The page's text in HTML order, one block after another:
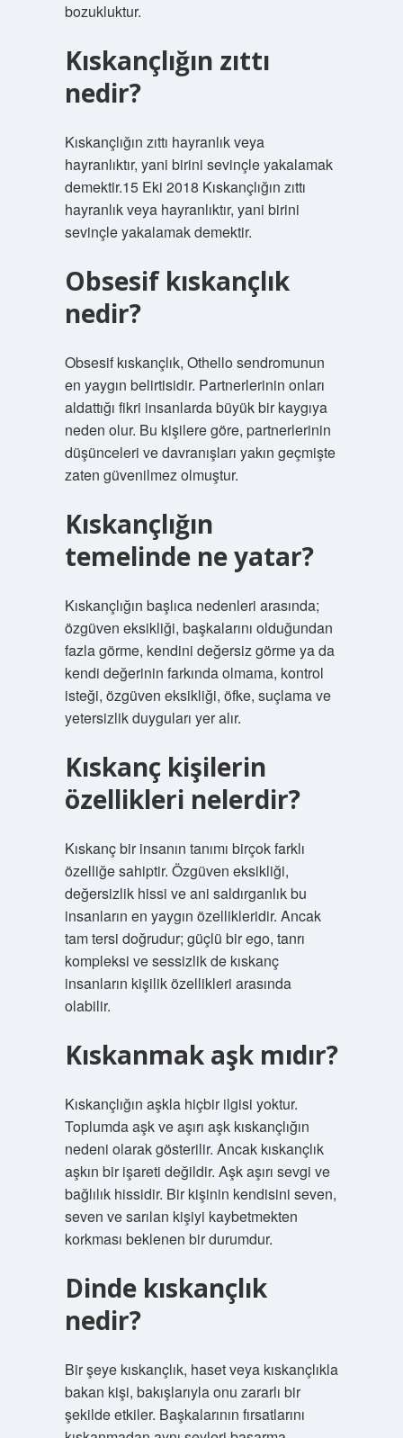
bozukluktur.
Kıskançlığın zıttı
nedir?
Kıskançlığın zıttı hayranlık veya
hayranlıktır, yani birini sevinçle yakalamak
demektir.15 Eki 2018 Kıskançlığın zıttı
hayranlık veya hayranlıktır, yani birini
sevinçle yakalamak demektir.
Obsesif kıskançlık
nedir?
Obsesif kıskançlık, Othello sendromunun
en yaygın belirtisidir. Partnerlerinin onları
aldattığı fikri insanlarda büyük bir kaygıya
neden olur. Bu kişilere göre, partnerlerinin
düşünceleri ve davranışları yakın geçmişte
zaten güvenilmez olmuştur.
Kıskançlığın
temelinde ne yatar?
Kıskançlığın başlıca nedenleri arasında;
özgüven eksikliği, başkalarını olduğundan
fazla görme, kendini değersiz görme ya da
kendi değerinin farkında olmama, kontrol
isteği, özgüven eksikliği, öfke, suçlama ve
yetersizlik duyguları yer alır.
Kıskanç kişilerin
özellikleri nelerdir?
Kıskanç bir insanın tanımı birçok farklı
özelliğe sahiptir. Özgüven eksikliği,
değersizlik hissi ve ani saldırganlık bu
insanların en yaygın özellikleridir. Ancak
tam tersi doğrudur; güçlü bir ego, tanrı
kompleksi ve sessizlik de kıskanç
insanların kişilik özellikleri arasında
olabilir.
Kıskanmak aşk mıdır?
Kıskançlığın aşkla hiçbir ilgisi yoktur.
Toplumda aşk ve aşırı aşk kıskançlığın
nedeni olarak gösterilir. Ancak kıskançlık
aşkın bir işareti değildir. Aşk aşırı sevgi ve
bağlılık hissidir. Bir kişinin kendisini seven,
seven ve sarılan kişiyi kaybetmekten
korkması beklenen bir durumdur.
Dinde kıskançlık
nedir?
Bir şeye kıskançlık, haset veya kıskançlıkla
bakan kişi, bakışlarıyla onu zararlı bir
şekilde etkiler. Başkalarının fırsatlarını